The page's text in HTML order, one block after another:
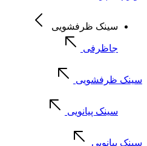
سینک ظرفشویی
جاظرفی
سینک ظرفشویی
سینک پیانویی
سینک پیانویی